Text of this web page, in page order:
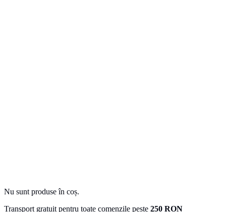
Nu sunt produse în coș.
Transport gratuit pentru toate comenzile peste 250 RON